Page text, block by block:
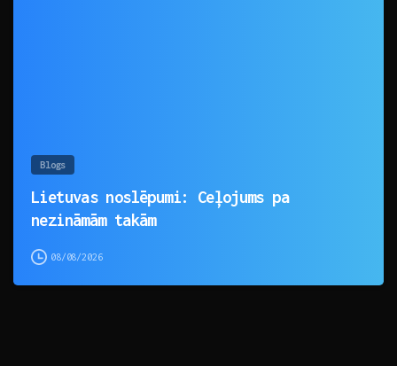
Blogs
Lietuvas noslēpumi: Ceļojums pa
nezināmām takām
08/08/2026